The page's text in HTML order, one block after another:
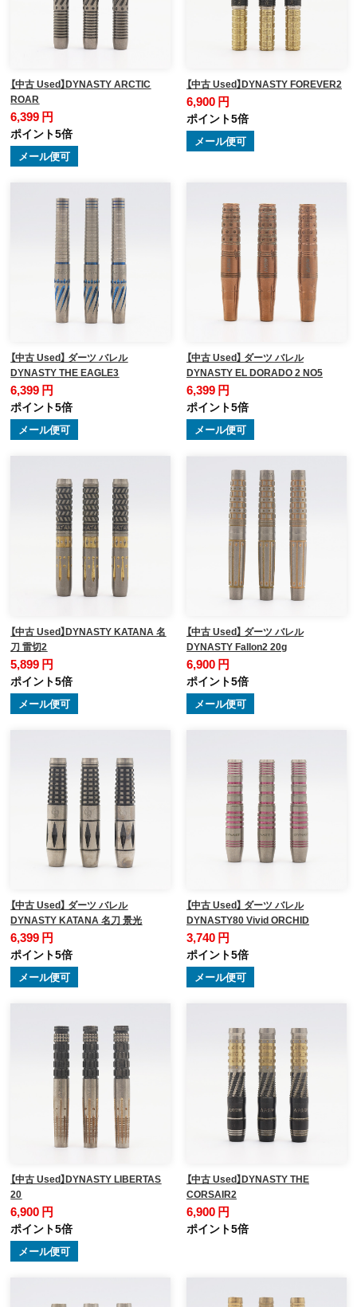
【中古 Used】DYNASTY ARCTIC
ROAR
6,399 円
ポイント5倍
メール便可
【中古 Used】DYNASTY FOREVER2
6,900 円
ポイント5倍
メール便可
【中古 Used】 ダーツ バレル
DYNASTY THE EAGLE3
6,399 円
ポイント5倍
メール便可
【中古 Used】 ダーツ バレル
DYNASTY EL DORADO 2 NO5
6,399 円
ポイント5倍
メール便可
【中古 Used】DYNASTY KATANA 名
刀 雷切2
5,899 円
ポイント5倍
メール便可
【中古 Used】 ダーツ バレル
DYNASTY Fallon2 20g
6,900 円
ポイント5倍
メール便可
【中古 Used】 ダーツ バレル
DYNASTY KATANA 名刀 景光
6,399 円
ポイント5倍
メール便可
【中古 Used】 ダーツ バレル
DYNASTY80 Vivid ORCHID
3,740 円
ポイント5倍
メール便可
【中古 Used】DYNASTY LIBERTAS
20
6,900 円
ポイント5倍
メール便可
【中古 Used】DYNASTY THE
CORSAIR2
6,900 円
ポイント5倍